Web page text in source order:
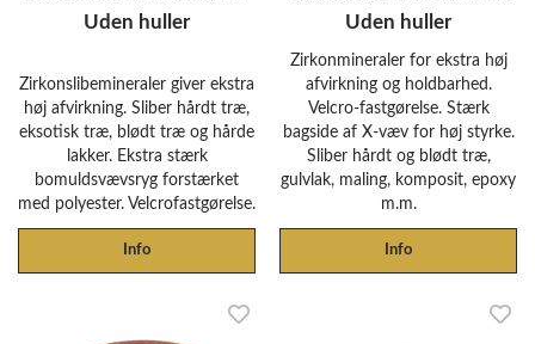
Uden huller
Zirkonslibemineraler giver ekstra
høj afvirkning. Sliber hårdt træ,
eksotisk træ, blødt træ og hårde
lakker. Ekstra stærk
bomuldsvævsryg forstærket
med polyester. Velcrofastgørelse.
Info
Uden huller
Zirkonmineraler for ekstra høj
afvirkning og holdbarhed.
Velcro-fastgørelse. Stærk
bagside af X-væv for høj styrke.
Sliber hårdt og blødt træ,
gulvlak, maling, komposit, epoxy
m.m.
Info